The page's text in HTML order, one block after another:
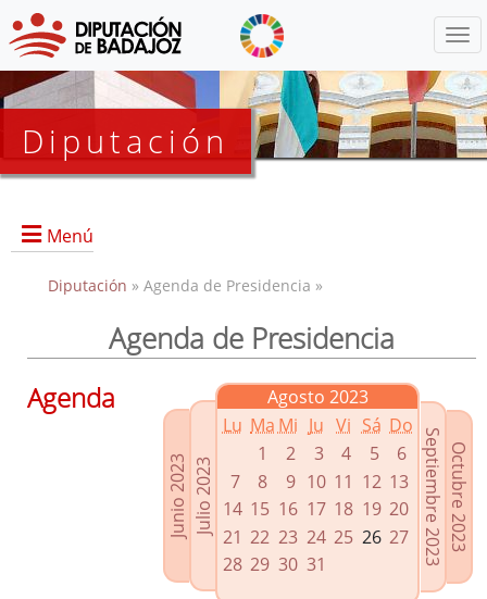
Diputación
Menú
Presidencia
Grupos Políticos
Enlaces relacionados
Agenda de Presidencia
Plenos provinciales y Juntas de gobierno
Oficina de Proyectos Europeos
Diputación » Agenda de Presidencia »
Agenda de Presidencia
Junio 2023Julio 2023
Agosto 2023
Lu Ma Mi Ju Vi Sá Do
1
2 3 4 5
6
7
8 9 10 11 12 13
14 15 16 17 18 19 20
21 22 23 24 25 26 27
28 29 30 31
Octubre 2023
Septiembre 2023
Agenda